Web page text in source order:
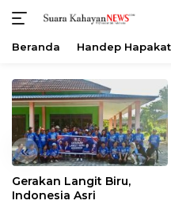
konten
Beranda Handep Hapakat
«
Gerakan Langit Biru,
Indonesia Asri